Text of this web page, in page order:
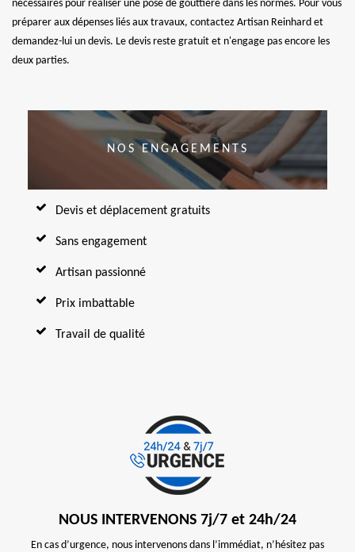
nécessaires pour réaliser une pose de gouttière dans les normes. Pour vous
préparer aux dépenses liés aux travaux, contactez Artisan Reinhard et
demandez-lui un devis. Le devis reste gratuit et n'engage pas encore les
deux parties.
NOS ENGAGEMENTS
Devis et déplacement gratuits
Sans engagement
Artisan passionné
Prix imbattable
Travail de qualité
NOUS INTERVENONS 7j/7 et 24h/24
En cas d’urgence, nous intervenons dans l’immédiat, n’hésitez pas